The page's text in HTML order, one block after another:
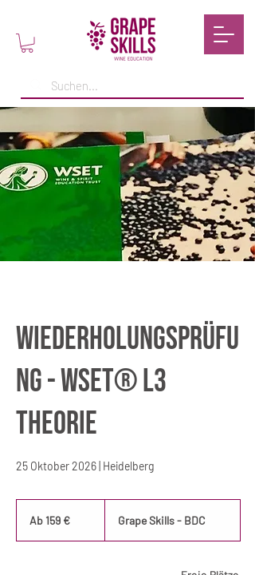
Wiederholungsprüfu
ng - WSET® L3
Theorie
25 Oktober 2026 | Heidelberg
EuroAb 159 € Grape Skills - BDC